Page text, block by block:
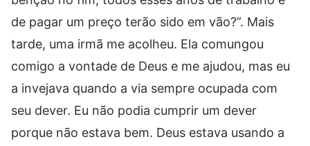
de pagar um preço terão sido em vão?”. Mais
tarde, uma irmã me acolheu. Ela comungou
comigo a vontade de Deus e me ajudou, mas eu
a invejava quando a via sempre ocupada com
seu dever. Eu não podia cumprir um dever
porque não estava bem. Deus estava usando a